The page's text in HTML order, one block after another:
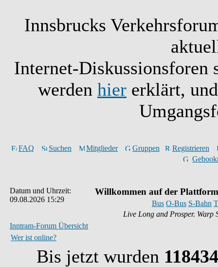
Innsbrucks
Internet-Diskussionsforen
werden hier erklärt,
FAQ Suchen Mitglieder Gruppen
Registrieren
Datum und Uhrzeit:
09.08.2026 15:29
Inntram-Forum Übersicht
Willkommen auf der
Bus O-Bus S-Bahn
Live Long and Prosper. Warp
Wer ist online?
Bis jetzt wurden 118434